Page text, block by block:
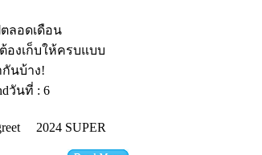
ลอดเดือน
องเก็บให้ครบแบบ
กันบ้าง!
วันที่ : 6
2024 SUPER